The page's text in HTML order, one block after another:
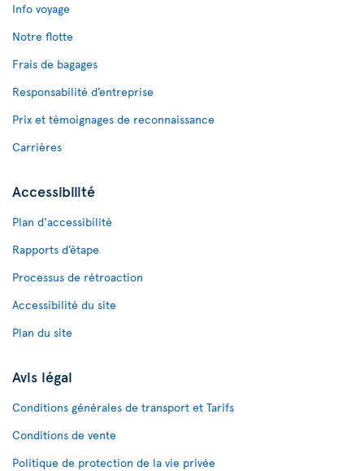
Info voyage
Notre flotte
Frais de bagages
Responsabilité d’entreprise
Prix et témoignages de reconnaissance
Carrières
Accessibilité
Plan d'accessibilité
Rapports d’étape
Processus de rétroaction
Accessibilité du site
Plan du site
Avis légal
Conditions générales de transport et Tarifs
Conditions de vente
Politique de protection de la vie privée